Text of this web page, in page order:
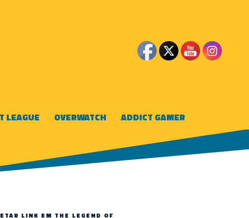
LEAGUE OVERWATCH ADDICT GAMER
LINK EM THE LEGEND OF